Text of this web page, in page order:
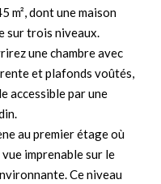
m², dont une maison
sur trois niveaux.
une chambre avec
et plafonds voûtés,
accessible par une
au premier étage où
imprenable sur le
Ce niveau